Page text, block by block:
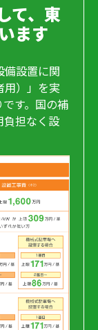
て、東
ます
設置に関
用）」を実
す。国の補
負担なく設